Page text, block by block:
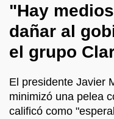
"Hay
dañar al
el grupo
El presidente Javier
minimizó una pelea
calificó como